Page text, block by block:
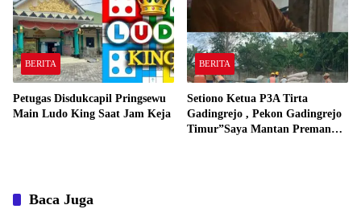
BERITA
Petugas Disdukcapil Pringsewu
Main Ludo King Saat Jam Keja
BERITA
Setiono Ketua P3A Tirta
Gadingrejo , Pekon Gadingrejo
Timur”Saya Mantan Preman
Baca Juga